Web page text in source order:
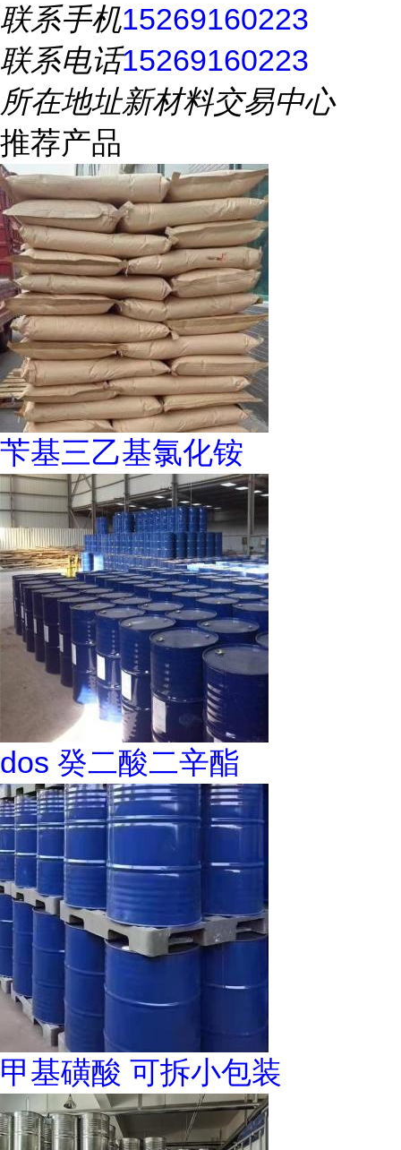
联系手机15269160223
联系电话15269160223
所在地址新材料交易中心
推荐产品
苄基三乙基氯化铵
dos 癸二酸二辛酯
甲基磺酸 可拆小包装